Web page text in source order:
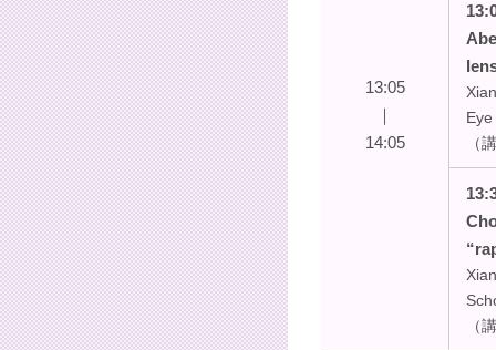
13:05
｜
14:05
（
（